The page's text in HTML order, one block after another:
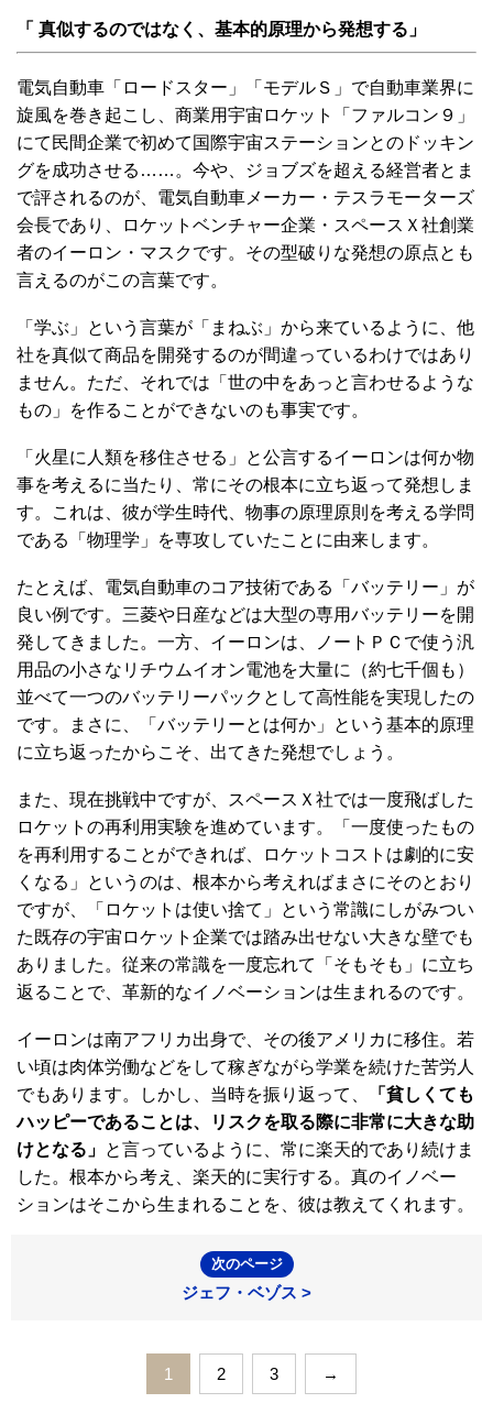
「 真似するのではなく、基本的原理から発想する」
電気自動車「ロードスター」「モデルＳ」で自動車業界に
旋風を巻き起こし、商業用宇宙ロケット「ファルコン９」
にて民間企業で初めて国際宇宙ステーションとのドッキン
グを成功させる……。今や、ジョブズを超える経営者とま
で評されるのが、電気自動車メーカー・テスラモーターズ
会長であり、ロケットベンチャー企業・スペースＸ社創業
者のイーロン・マスクです。その型破りな発想の原点とも
言えるのがこの言葉です。
「学ぶ」という言葉が「まねぶ」から来ているように、他
社を真似て商品を開発するのが間違っているわけではあり
ません。ただ、それでは「世の中をあっと言わせるような
もの」を作ることができないのも事実です。
「火星に人類を移住させる」と公言するイーロンは何か物
事を考えるに当たり、常にその根本に立ち返って発想しま
す。これは、彼が学生時代、物事の原理原則を考える学問
である「物理学」を専攻していたことに由来します。
たとえば、電気自動車のコア技術である「バッテリー」が
良い例です。三菱や日産などは大型の専用バッテリーを開
発してきました。一方、イーロンは、ノートＰＣで使う汎
用品の小さなリチウムイオン電池を大量に（約七千個も）
並べて一つのバッテリーパックとして高性能を実現したの
です。まさに、「バッテリーとは何か」という基本的原理
に立ち返ったからこそ、出てきた発想でしょう。
また、現在挑戦中ですが、スペースＸ社では一度飛ばした
ロケットの再利用実験を進めています。「一度使ったもの
を再利用することができれば、ロケットコストは劇的に安
くなる」というのは、根本から考えればまさにそのとおり
ですが、「ロケットは使い捨て」という常識にしがみつい
た既存の宇宙ロケット企業では踏み出せない大きな壁でも
ありました。従来の常識を一度忘れて「そもそも」に立ち
返ることで、革新的なイノベーションは生まれるのです。
イーロンは南アフリカ出身で、その後アメリカに移住。若
い頃は肉体労働などをして稼ぎながら学業を続けた苦労人
でもあります。しかし、当時を振り返って、
「貧しくても
ハッピーであることは、リスクを取る際に非常に大きな助
けとなる」 と言っているように、常に楽天的であり続けま
した。根本から考え、楽天的に実行する。真のイノベー
ションはそこから生まれることを、彼は教えてくれます。
次のページ
ジェフ・ベゾス >
1 2 3 →